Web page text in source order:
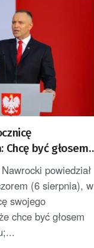
Chcę być głosem
powiedział
(6 sierpnia), w
swojego
chce być głosem